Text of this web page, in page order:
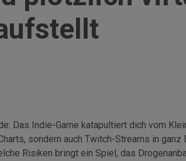
Das Indie-Game katapultiert dich vom
sondern auch Twitch-Streams in ganz
Risiken bringt ein Spiel, das